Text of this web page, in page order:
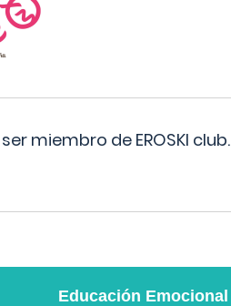
miembro de EROSKI club.
Educación Emocional